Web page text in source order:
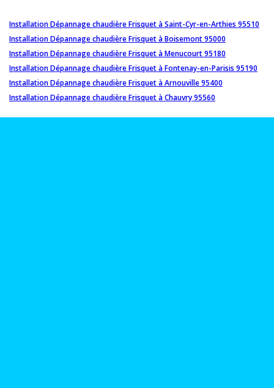
Installation Dépannage chaudière Frisquet à Saint-Cyr-en-Arthies 95510
Installation Dépannage chaudière Frisquet à Boisemont 95000
Installation Dépannage chaudière Frisquet à Menucourt 95180
Installation Dépannage chaudière Frisquet à Fontenay-en-Parisis 95190
Installation Dépannage chaudière Frisquet à Arnouville 95400
Installation Dépannage chaudière Frisquet à Chauvry 95560